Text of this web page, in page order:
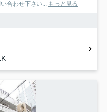
合わせ下さい... もっと見る